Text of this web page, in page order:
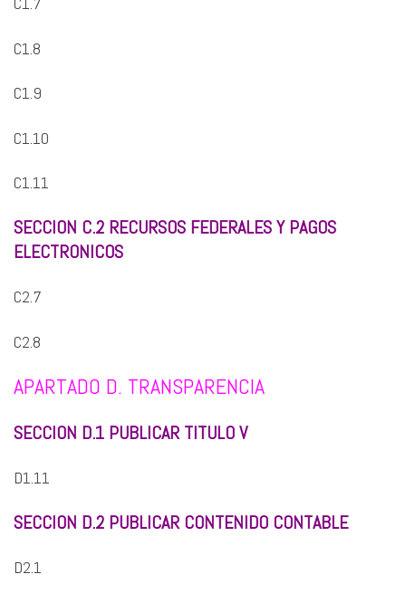
C1.8
C1.9
C1.10
C1.11
SECCION C.2 RECURSOS FEDERALES Y PAGOS
ELECTRONICOS
C2.7
C2.8
APARTADO D. TRANSPARENCIA
SECCION D.1 PUBLICAR TITULO V
D1.11
SECCION D.2 PUBLICAR CONTENIDO CONTABLE
D2.1